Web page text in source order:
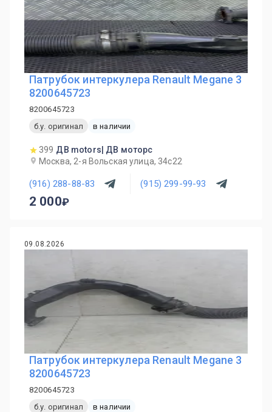
Патрубок интеркулера Renault Megane 3
8200645723
8200645723
б.у. оригинал
в наличии
399 ДВ motors| ДВ моторс
Москва, 2-я Вольская улица, 34с22
(916) 288-88-83 (915) 299-99-93
2 000
09.08.2026
Патрубок интеркулера Renault Megane 3
8200645723
8200645723
б.у. оригинал
в наличии